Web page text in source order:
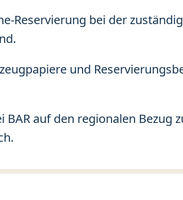
Reservierung bei der
und
BAR auf den regionalen Bezug